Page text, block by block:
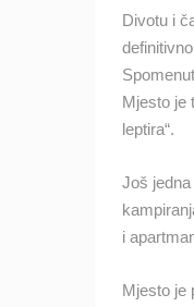
Divotu i
Mjesto je
leptira“.
Još
i
Mjesto je